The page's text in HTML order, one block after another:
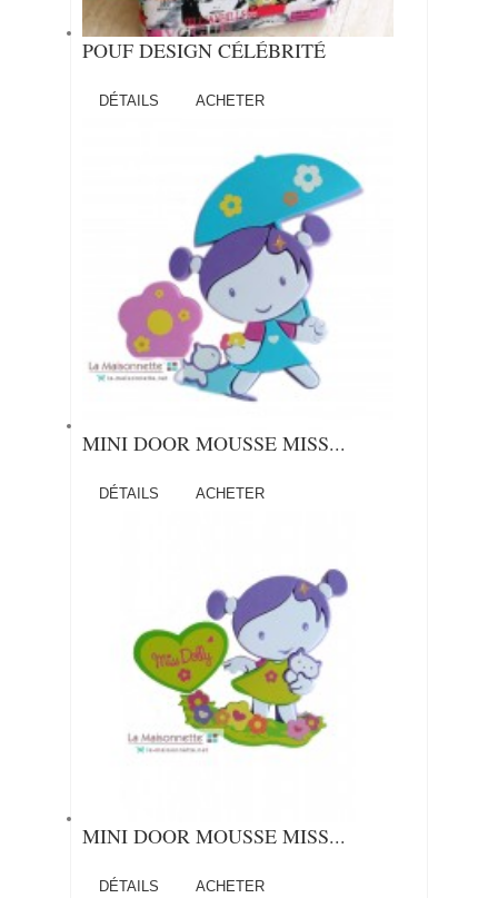
POUF DESIGN CÉLÉBRITÉ
DÉTAILS ACHETER
MINI DOOR MOUSSE MISS...
DÉTAILS ACHETER
MINI DOOR MOUSSE MISS...
DÉTAILS ACHETER